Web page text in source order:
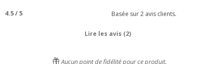
4.5/ 5 Basée sur2 avis clients.
Lire les avis (2)
Aucun point de fidélité pour ce produit.